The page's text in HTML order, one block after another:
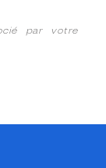
par votre